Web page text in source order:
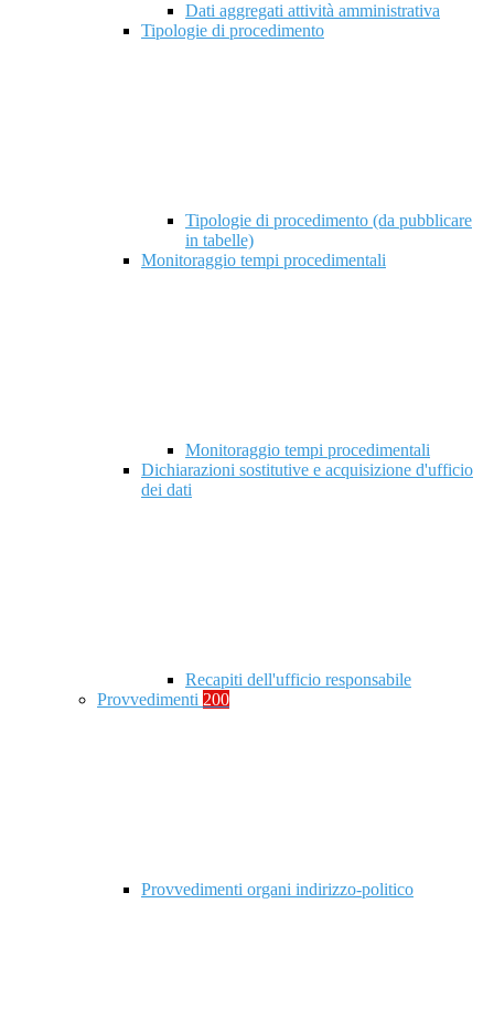
Dati aggregati attività amministrativa
Tipologie di procedimento
Tipologie di procedimento (da pubblicare
in tabelle)
Monitoraggio tempi procedimentali
Monitoraggio tempi procedimentali
Dichiarazioni sostitutive e acquisizione d'ufficio
dei dati
Recapiti dell'ufficio responsabile
Provvedimenti 200
Provvedimenti organi indirizzo-politico